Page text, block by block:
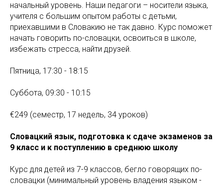
начальный уровень. Наши педагоги – носители языка,
учителя с большим опытом работы с детьми,
приехавшими в Словакию не так давно. Курс поможет
начать говорить по-словацки, освоиться в школе,
избежать стресса, найти друзей.
Пятница, 17:30 - 18:15
Суббота, 09:30 - 10:15
€249 (семестр, 17 недель, 34 уроков)
Словацкий язык, подготовка к сдаче экзаменов за
9 класс и к поступлению в среднюю школу
Курс для детей из 7-9 классов, бегло говорящих по-
словацки (минимальный уровень владения языком -